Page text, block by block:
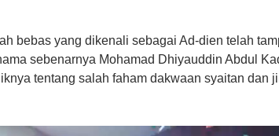
bebas yang dikenali sebagai Ad-dien telah
sebenarnya Mohamad Dhiyauddin Abdul
tentang salah faham dakwaan syaitan dan